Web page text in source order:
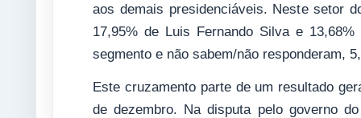
aos demais presidenciáveis. Neste setor
17,95% de Luis Fernando Silva e
segmento e não sabem/não responderam,
Este cruzamento parte de um resultado
de dezembro. Na disputa pelo governo